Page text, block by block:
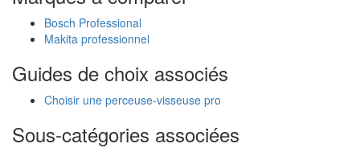
Bosch Professional
Makita professionnel
Guides de choix associés
Choisir une perceuse-visseuse pro
Sous-catégories associées